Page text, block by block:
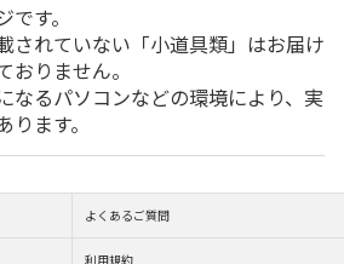
す。
されていない「小道具類」はお届け
おりません。
なるパソコンなどの環境により、実
ます。
よくあるご質問
利用規約